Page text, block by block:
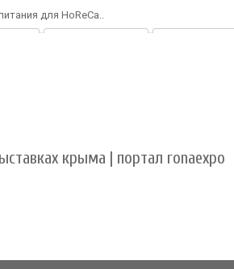
для HoReCa..
крыма | портал ronaexpo